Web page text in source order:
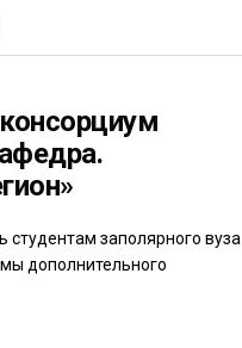
студентам заполярного вуза
дополнительного